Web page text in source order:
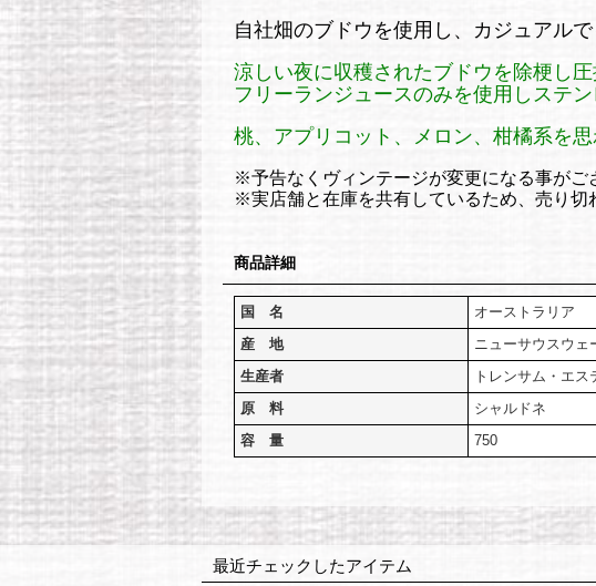
自社畑のブドウを使用し、カジュアル
涼しい夜に収穫されたブドウを除梗し圧
フリーランジュースのみを使用しステン
桃、アプリコット、メロン、柑橘系を
※予告なくヴィンテージが変更になる事がご
※実店舗と在庫を共有しているため、売り切
商品詳細
国 名
オーストラリア
産 地
ニューサウスウェ
生産者
トレンサム・エス
原 料
シャルドネ
容 量
750
最近チェックしたアイテム